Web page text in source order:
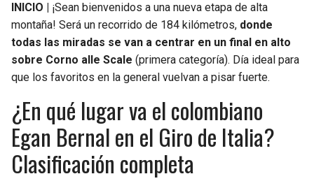
INICIO | ¡Sean bienvenidos a una nueva etapa de alta
montaña! Será un recorrido de 184 kilómetros, donde
todas las miradas se van a centrar en un final en alto
sobre Corno alle Scale (primera categoría). Día ideal para
que los favoritos en la general vuelvan a pisar fuerte.
¿En qué lugar va el colombiano
Egan Bernal en el Giro de Italia?
Clasificación completa